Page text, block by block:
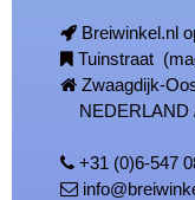
Breiwinkel.nl
Tuinstraat
Zwaagdijk-
NEDERLAND
+31 (0)6-547